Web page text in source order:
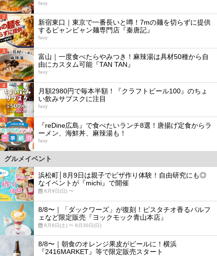
favy
2
新宿東口｜東京で一番長いと噂！7mの麺を切らずに提供
するビャンビャン麺専門店『秦唐記』
favy
3
富山｜一度食べたらやみつき！麻辣湯は具材50種から自
由にカスタム可能『TAN TAN』
favy
4
月額2980円で毎本半額！『クラフトビール100』のちょ
い飲みサブスクに注目
favy
5
『reDine広島』で食べたいランチ8選！唐揚げ定食からラ
ーメン、海鮮丼、麻辣湯も！
favy
グルメイベント
浜松町│8月9日は親子でピザ作り体験！自由研究にも◎
なイベントが『michi』で開催
8月9日(日) 〜
8/8〜｜「ダックワーズ」が復刻！ピスタチオ香るパルフ
ェなど限定販売『ヨックモック青山本店』
8月8日(土) 〜 8月30日(日)
8/8〜｜朝食のオレンジ果皮がビールに！横浜
『2416MARKET』等で限定販売スタート